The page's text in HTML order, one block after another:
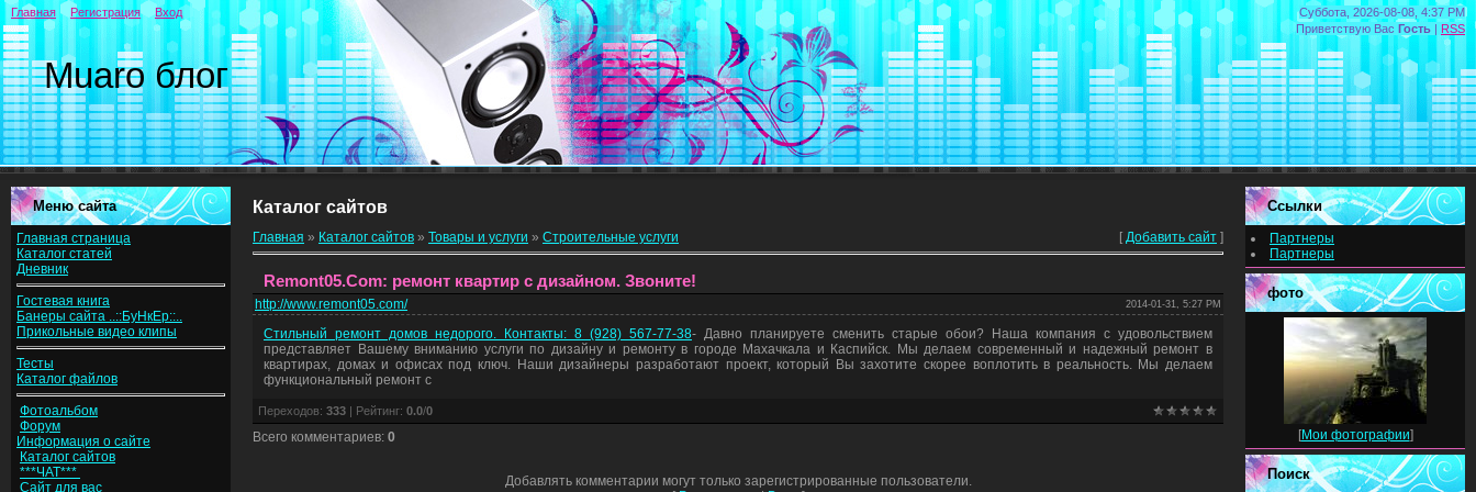
Суббота, 2026-08-08, 4:37 PM
Приветствую Вас Гость | RSS
Muaro блог
Главная Регистрация Вход
Меню сайта
Главная страница
Каталог статей
Дневник
Гостевая книга
Банеры сайта ..::БуНкЕр::..
Прикольные видео клипы
Тесты
Каталог файлов
Фотоальбом
Форум
Информация о сайте
Каталог сайтов
***ЧАТ***
Сайт для вас
Каталог сайтов
Главная » Каталог сайтов » Товары и услуги » Строительные услуги [ Добавить сайт ]
Remont05.Com: ремонт квартир с дизайном. Звоните!
http://www.remont05.com/ 2014-01-31, 5:27 PM
Стильный ремонт домов недорого. Контакты: 8 (928) 567-77-38- Давно планируете сменить старые обои? Наша компания с удовольствием
представляет Вашему вниманию услуги по дизайну и ремонту в городе Махачкала и Каспийск. Мы делаем современный и надежный ремонт в
квартирах, домах и офисах под ключ. Наши дизайнеры разработают проект, который Вы захотите скорее воплотить в реальность. Мы делаем
функциональный ремонт с
Переходов: 333 | Рейтинг: 0.0/0
Всего комментариев: 0
Добавлять комментарии могут только зарегистрированные пользователи.
Ссылки
Партнеры
Партнеры
фото
[Мои фотографии]
Поиск